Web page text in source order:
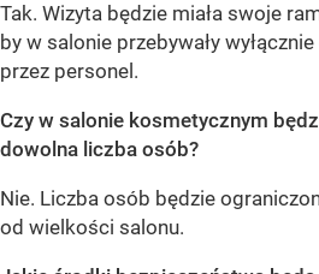
Tak. Wizyta będzie miała swoje
by w salonie przebywały
przez personel.
Czy w salonie kosmetycznym
dowolna liczba osób?
Nie. Liczba osób będzie
od wielkości salonu.